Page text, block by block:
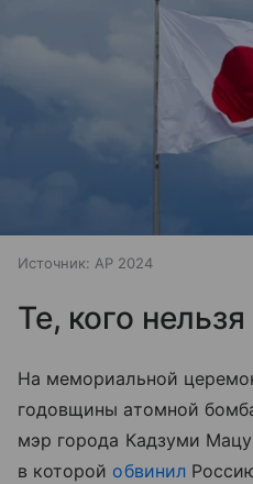
Источник: AP 2024
Те, кого
На мемориальной
годовщины атомной
мэр города Кадзуми
в которой обвинил